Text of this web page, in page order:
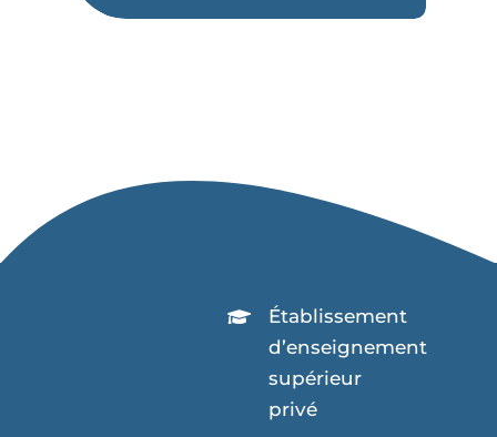
Établissement
d’enseignement
supérieur
privé